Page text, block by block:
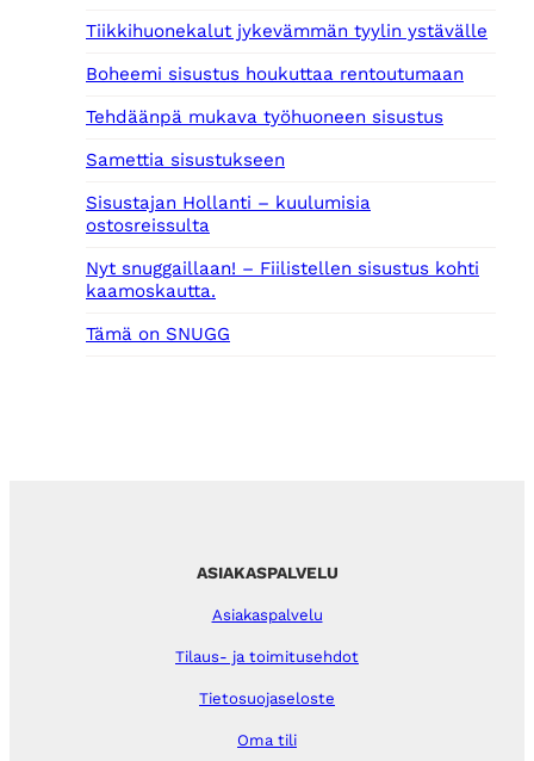
Tiikkihuonekalut jykevämmän tyylin ystävälle
Boheemi sisustus houkuttaa rentoutumaan
Tehdäänpä mukava työhuoneen sisustus
Samettia sisustukseen
Sisustajan Hollanti – kuulumisia
ostosreissulta
Nyt snuggaillaan! – Fiilistellen sisustus kohti
kaamoskautta.
Tämä on SNUGG
ASIAKASPALVELU
Asiakaspalvelu
Tilaus- ja toimitusehdot
Tietosuojaseloste
Oma tili